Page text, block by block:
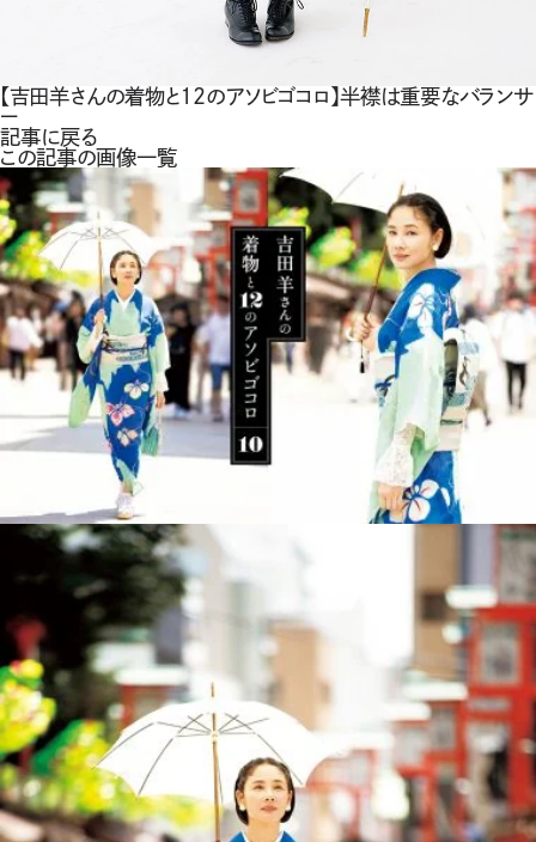
【吉田羊さんの着物と12のアソビゴコロ】半襟は重要なバランサ
ー
記事に戻る
この記事の画像一覧